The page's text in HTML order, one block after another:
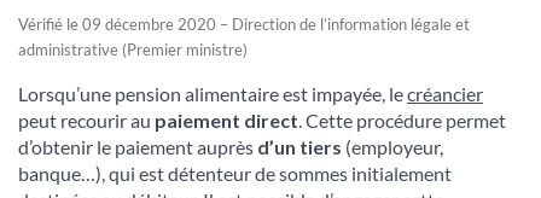
Vérifié le 09 décembre 2020 – Direction de l’information légale et
administrative (Premier ministre)
Lorsqu’une pension alimentaire est impayée, lecréancier
peut recourir au paiement direct. Cette procédure permet
d’obtenir le paiement auprès d’un tiers (employeur,
banque…), qui est détenteur de sommes initialement